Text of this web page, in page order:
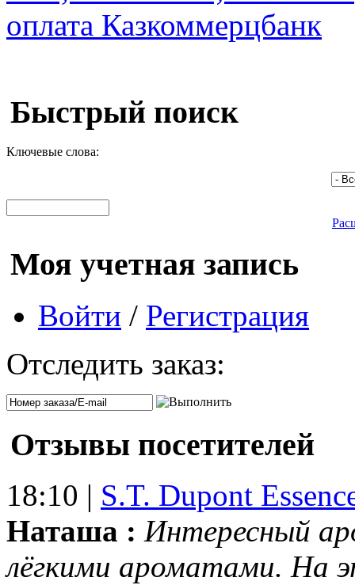
Быстрый поиск
Ключевые слова:
Моя учетная запись
Войти / Регистрация
Отследить заказ:
Отзывы посетителей
18:10 | S.T. Dupont
Наташа : Интересный
лёгкими ароматами. На